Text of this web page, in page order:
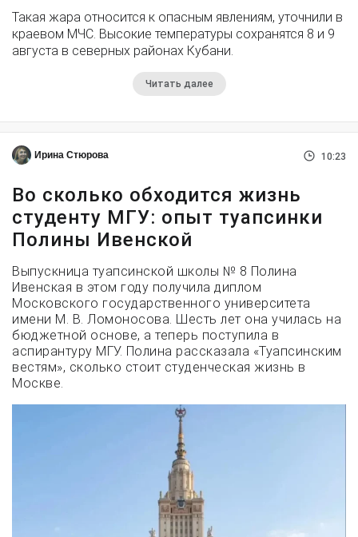
Такая жара относится к опасным явлениям, уточнили в
краевом МЧС. Высокие температуры сохранятся 8 и 9
августа в северных районах Кубани.
Читать далее
Ирина Стюрова 10:23
Во сколько обходится жизнь
студенту МГУ: опыт туапсинки
Полины Ивенской
Выпускница туапсинской школы № 8 Полина
Ивенская в этом году получила диплом
Московского государственного университета
имени М. В. Ломоносова. Шесть лет она училась на
бюджетной основе, а теперь поступила в
аспирантуру МГУ. Полина рассказала «Туапсинским
вестям», сколько стоит студенческая жизнь в
Москве.